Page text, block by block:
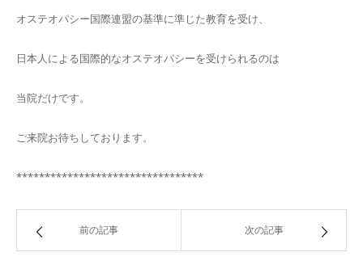
オステオパシー国際連盟の基準に準じた教育を受け、
日本人による国際的なオステオパシーを受けられるのは
当院だけです。
ご来院お待ちしております。
*********************************
前の記事 次の記事